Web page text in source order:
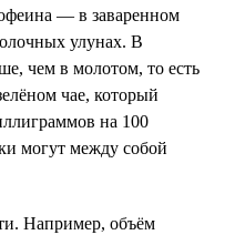
— в заваренном
улунах. В
чем в молотом, то есть
чае, который
на 100
могут между собой
Например, объём